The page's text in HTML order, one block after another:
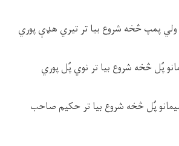
پُل څخه شروع بیا تر حکیم صاحب